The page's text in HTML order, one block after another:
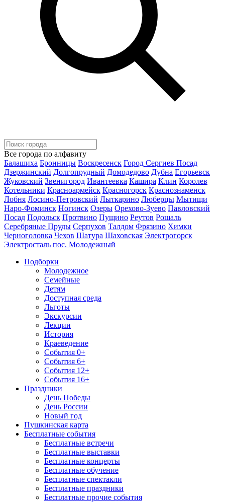
Все города по алфавиту
Балашиха Бронницы Воскресенск Город Сергиев Посад
Дзержинский Долгопрудный Домодедово Дубна Егорьевск
Жуковский Звенигород Ивантеевка Кашира Клин Королев
Котельники Красноармейск Красногорск Краснознаменск
Лобня Лосино-Петровский Лыткарино Люберцы Мытищи
Наро-Фоминск Ногинск Озеры Орехово-Зуево Павловский
Посад Подольск Протвино Пущино Реутов Рошаль
Серебряные Пруды Серпухов Талдом Фрязино Химки
Черноголовка Чехов Шатура Шаховская Электрогорск
Электросталь пос. Молодежный
Подборки
Молодежное
Семейные
Детям
Доступная среда
Льготы
Экскурсии
Лекции
История
Краеведение
События 0+
События 6+
События 12+
События 16+
Праздники
День Победы
День России
Новый год
Пушкинская карта
Бесплатные события
Бесплатные встречи
Бесплатные выставки
Бесплатные концерты
Бесплатные обучение
Бесплатные спектакли
Бесплатные праздники
Бесплатные прочие события